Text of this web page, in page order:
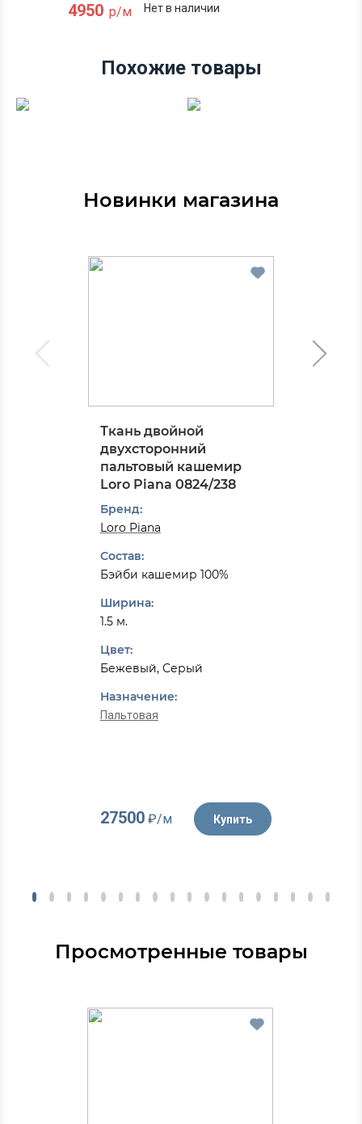
4950 р/м Нет в наличии
Похожие товары
Новинки магазина
Ткань двойной
двухсторонний
пальтовый кашемир
Loro Piana 0824/238
Бренд:
Loro Piana
Состав:
Бэйби кашемир 100%
Ширина:
1.5 м.
Цвет:
Бежевый, Серый
Назначение:
Пальтовая
27500₽/м Купить
Просмотренные товары